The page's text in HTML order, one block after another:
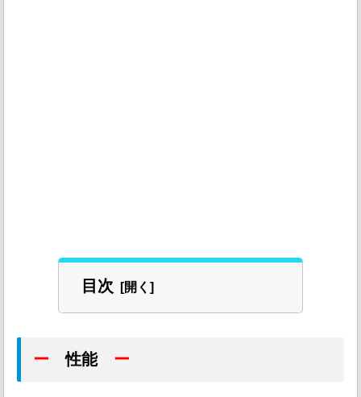
目次
ー性能 ー